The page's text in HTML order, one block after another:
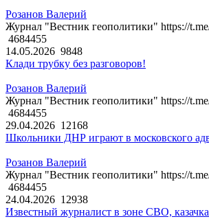
Розанов Валерий
Журнал "Вестник геополитики" https://
4684455
14.05.2026 9848
Клади трубку без разговоров!
Розанов Валерий
Журнал "Вестник геополитики" https://
4684455
29.04.2026 12168
Школьники ДНР играют в московского
Розанов Валерий
Журнал "Вестник геополитики" https://
4684455
24.04.2026 12938
Известный журналист в зоне СВО,